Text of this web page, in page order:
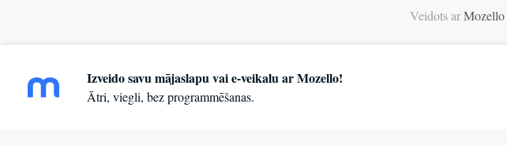
Veidots arMozello
Izveido savu mājaslapu vai e-veikalu ar Mozello!
Ātri, viegli, bez programmēšanas.